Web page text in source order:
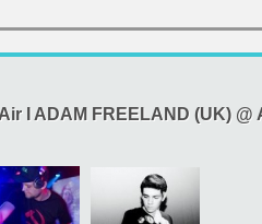
I ADAM FREELAND (UK) @